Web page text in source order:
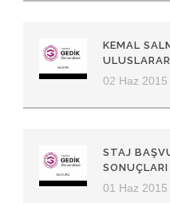
KEMAL
02 Haz 2015
STAJ
SONUÇLARI
01 Haz 2015